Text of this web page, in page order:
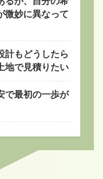
微妙に異なって
計もどうしたら
地で見積りたい
で最初の一歩が